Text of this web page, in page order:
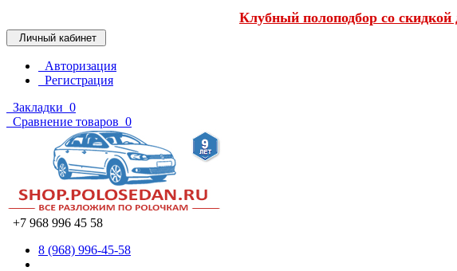
Клубный полоподбор со
Личный кабинет
Авторизация
Регистрация
Закладки 0
Сравнение товаров 0
+7 968 996 45 58
8 (968) 996-45-58